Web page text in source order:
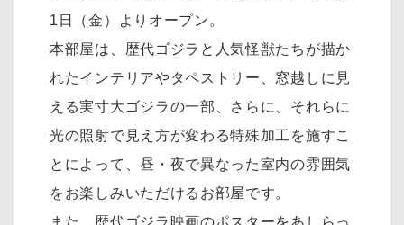
1日（金）よりオープン。
本部屋は、歴代ゴジラと人気怪獣たちが描か
れたインテリアやタペストリー、窓越しに見
える実寸大ゴジラの一部、さらに、それらに
光の照射で見え方が変わる特殊加工を施すこ
とによって、昼・夜で異なった室内の雰囲気
をお楽しみいただけるお部屋です。
また、歴代ゴジラ映画のポスターをあしらっ